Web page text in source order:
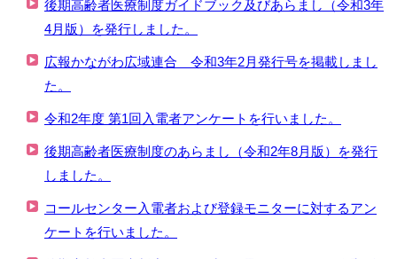
後期高齢者医療制度ガイドブック及びあらまし（令和3年
4月版）を発行しました。
広報かながわ広域連合 令和3年2月発行号を掲載しまし
た。
令和2年度 第1回入電者アンケートを行いました。
後期高齢者医療制度のあらまし（令和2年8月版）を発行
しました。
コールセンター入電者および登録モニターに対するアン
ケートを行いました。